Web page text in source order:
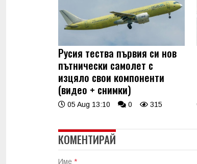
Русия тества първия си нов
пътнически самолет с
изцяло свои компоненти
(видео + снимки)
05 Aug 13:10 0 315
КОМЕНТИРАЙ
Име *